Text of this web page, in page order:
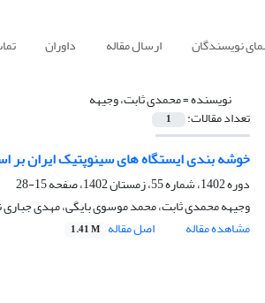
نویسندگان ارسال مقاله داوران
نویسنده =محمدی ثابت، وجیهه
تعداد مقالات: 1
خوشه‏ بندی ایستگاه‏ های سینوپتیک ایران بر
دوره 1402، شماره 55، زمستان 1402، صفحه
15-28
وجیهه محمدی ثابت، محمد موسوی بایگی، مهدی جباری
مشاهده مقاله
اصل مقاله 1.41 M